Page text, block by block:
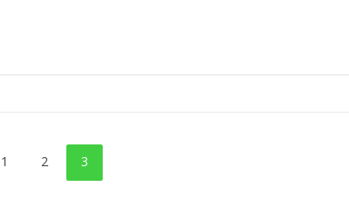
1 2 3